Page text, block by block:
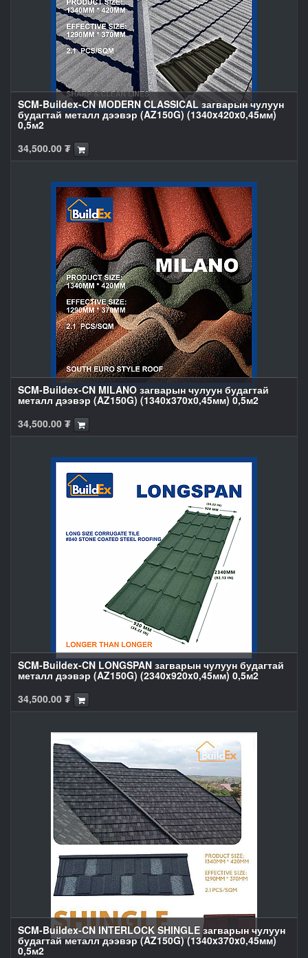
SCM-Buildex-CN MODERN CLASSICAL загварын чулуун
будагтай металл дээвэр (AZ150G) (1340x420x0,45мм)
0,5м2
34,500.00 ₮
SCM-Buildex-CN MILANO загварын чулуун будагтай
металл дээвэр (AZ150G) (1340x370x0,45мм) 0,5м2
34,500.00 ₮
SCM-Buildex-CN LONGSPAN загварын чулуун будагтай
металл дээвэр (AZ150G) (2340x920x0,45мм) 0,5м2
34,500.00 ₮
SCM-Buildex-CN INTERLOCK SHINGLE загварын чулуун
будагтай металл дээвэр (AZ150G) (1340x370x0,45мм)
0,5м2